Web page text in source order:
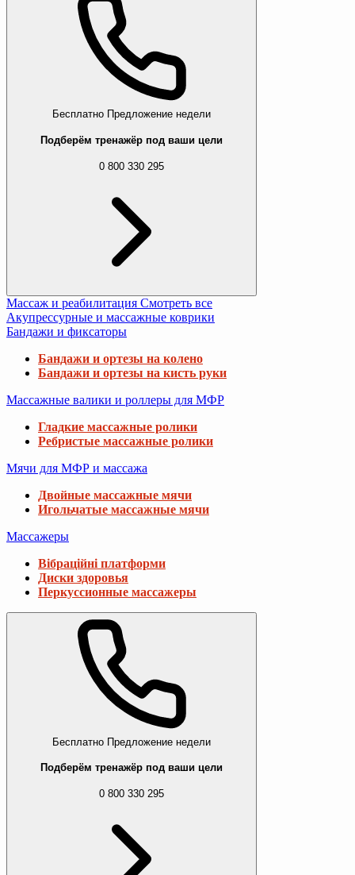
Бесплатно Предложение недели
Подберём тренажёр под ваши цели
0 800 330 295
Массаж и реабилитация Смотреть все
Акупрессурные и массажные коврики
Бандажи и фиксаторы
Бандажи и ортезы на колено
Бандажи и ортезы на кисть руки
Массажные валики и роллеры для МФР
Гладкие массажные ролики
Ребристые массажные ролики
Мячи для МФР и массажа
Двойные массажные мячи
Игольчатые массажные мячи
Массажеры
Вібраційні платформи
Диски здоровья
Перкуссионные массажеры
Бесплатно Предложение недели
Подберём тренажёр под ваши цели
0 800 330 295